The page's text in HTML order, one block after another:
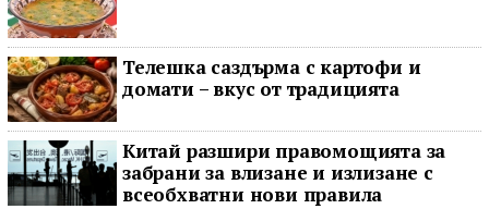
Телешка саздърма с картофи и
домати – вкус от традицията
Китай разшири правомощията за
забрани за влизане и излизане с
всеобхватни нови правила